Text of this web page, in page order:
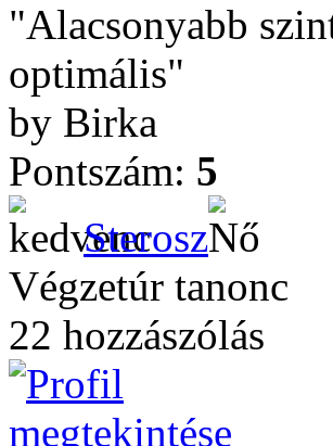
"Alacsonyabb
optimális"
by Birka
Pontszám: 5
Sterosz
Végzetúr tanonc
22 hozzászólás